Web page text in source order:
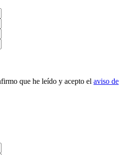
que he leído y acepto el aviso de